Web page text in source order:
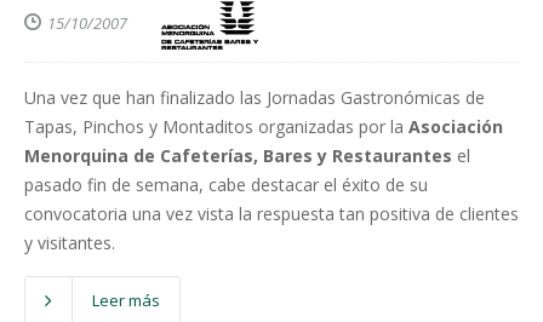
15/10/2007
Una vez que han finalizado las Jornadas Gastronómicas de
Tapas, Pinchos y Montaditos organizadas por la Asociación
Menorquina de Cafeterías, Bares y Restaurantes el
pasado fin de semana, cabe destacar el éxito de su
convocatoria una vez vista la respuesta tan positiva de clientes
y visitantes.
Leer más